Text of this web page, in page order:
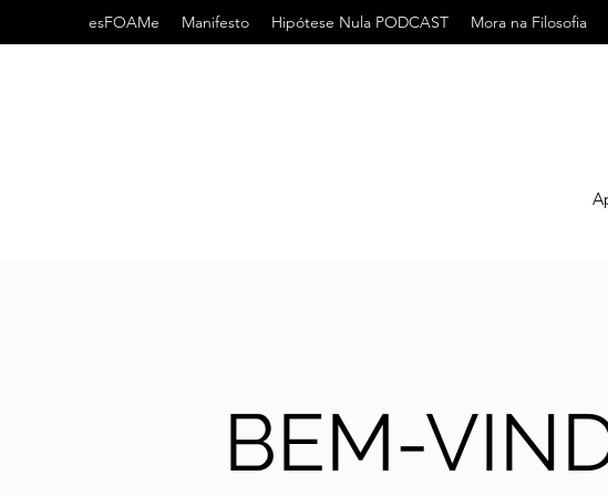
esFOAMe Manifesto Hipótese Nula PODCAST Mora na Filosofia
BEM-